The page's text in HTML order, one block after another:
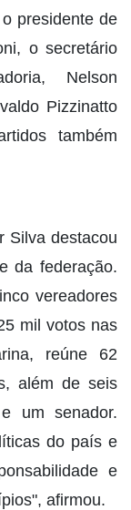
presidente de
o secretário
Nelson
Pizzinatto
também
Silva destacou
da federação.
vereadores
mil votos nas
reúne 62
além de seis
um senador.
do país e
e
afirmou.